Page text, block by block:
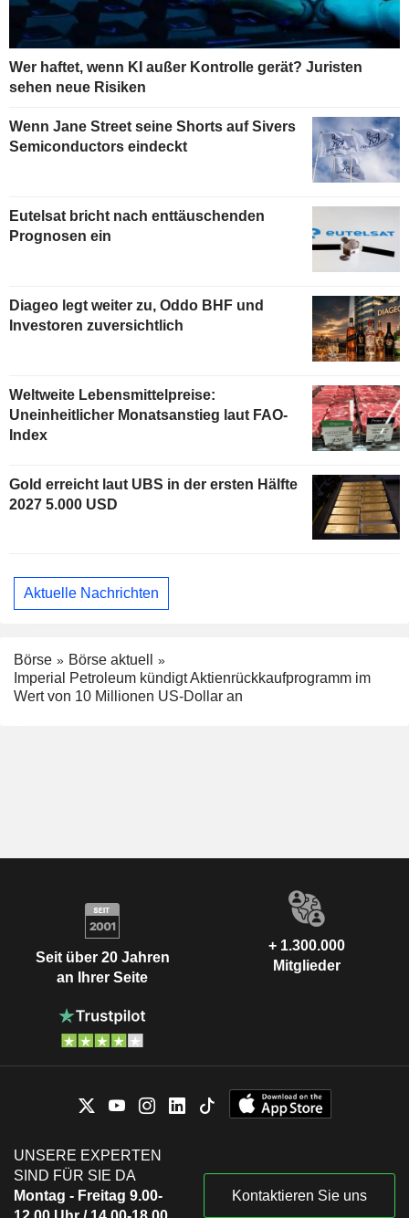
Wer haftet, wenn KI außer Kontrolle gerät? Juristen
sehen neue Risiken
Wenn Jane Street seine Shorts auf Sivers
Semiconductors eindeckt
Eutelsat bricht nach enttäuschenden
Prognosen ein
Diageo legt weiter zu, Oddo BHF und
Investoren zuversichtlich
Weltweite Lebensmittelpreise:
Uneinheitlicher Monatsanstieg laut FAO-
Index
Gold erreicht laut UBS in der ersten Hälfte
2027 5.000 USD
Aktuelle Nachrichten
Börse
Börse aktuell
Imperial Petroleum kündigt Aktienrückkaufprogramm im
Wert von 10 Millionen US-Dollar an
Seit über 20 Jahren
an Ihrer Seite
+ 1.300.000
Mitglieder
UNSERE EXPERTEN
SIND FÜR SIE DA
Montag - Freitag 9.00-
Kontaktieren Sie uns